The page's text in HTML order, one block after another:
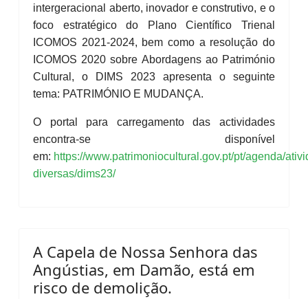
intergeracional aberto, inovador e construtivo, e o
foco estratégico do Plano Científico Trienal
ICOMOS 2021-2024, bem como a resolução do
ICOMOS 2020 sobre Abordagens ao Património
Cultural, o DIMS 2023 apresenta o seguinte
tema: PATRIMÓNIO E MUDANÇA.
O portal para carregamento das actividades
encontra-se disponível
em: https://www.patrimoniocultural.gov.pt/pt/agenda/
diversas/dims23/
A Capela de Nossa Senhora das
Angústias, em Damão, está em
risco de demolição.